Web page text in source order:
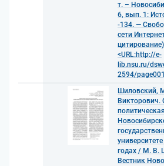
т. –
6, вып. 1:
-134. —
сети
<URL:http://e-
lib.nsu.ru/
2594/
Шиловский,
Викторович.
годах / М. В.
Вестник